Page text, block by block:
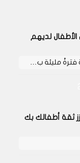
لديهم
فترةً مليئة ب…
ثقة أطفالك بك